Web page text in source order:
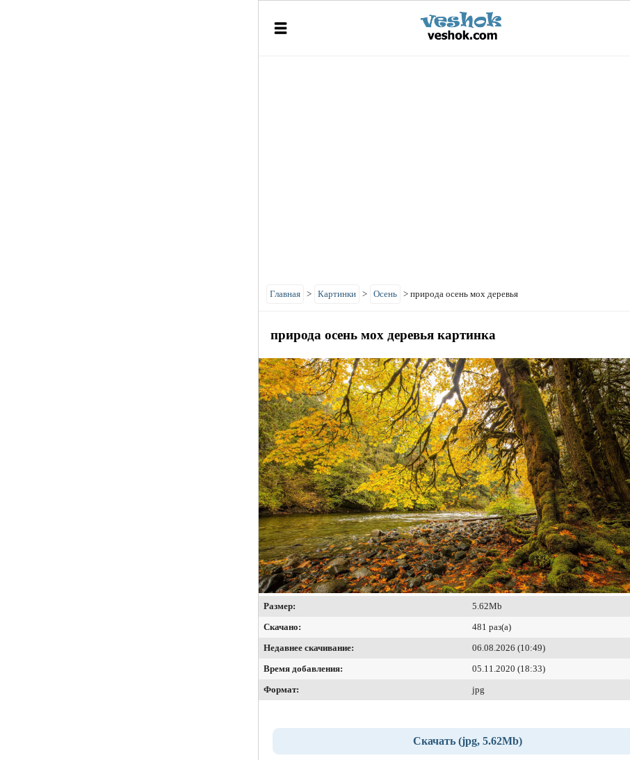
Главная > Картинки > Осень > природа осень мох деревья
природа осень мох деревья картинка
Размер:
5.62Mb
Скачано:
481 раз(а)
Недавнее скачивание:
06.08.2026 (10:49)
Время добавления:
05.11.2020 (18:33)
Формат:
jpg
Скачать (jpg, 5.62Mb)